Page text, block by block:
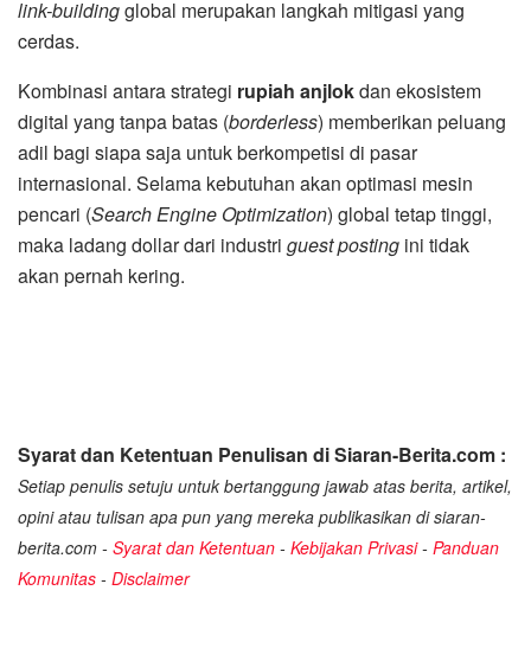
link-buildingglobal merupakan langkah mitigasi yang
cerdas.
Kombinasi antara strategi rupiah anjlokdan ekosistem
digital yang tanpa batas (borderless) memberikan peluang
adil bagi siapa saja untuk berkompetisi di pasar
internasional. Selama kebutuhan akan optimasi mesin
pencari (Search Engine Optimization) global tetap tinggi,
maka ladang dollar dari industri guest posting ini tidak
akan pernah kering.
Syarat dan Ketentuan Penulisan di Siaran-Berita.com :
Setiap penulis setuju untuk bertanggung jawab atas berita, artikel,
opini atau tulisan apa pun yang mereka publikasikan di siaran-
berita.com - Syarat dan Ketentuan - Kebijakan Privasi- Panduan
Komunitas - Disclaimer